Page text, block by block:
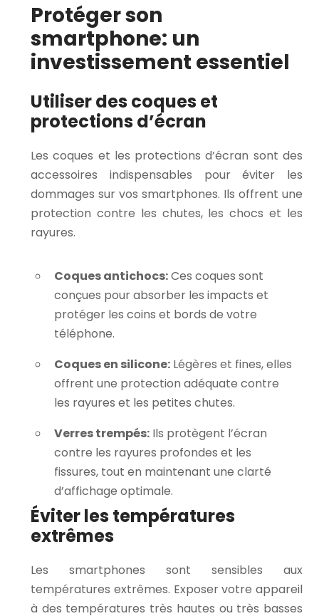
Protéger son
smartphone: un
investissement essentiel
Utiliser des coques et
protections d’écran
Les coques et les protections d’écran sont des
accessoires indispensables pour éviter les
dommages sur vos smartphones. Ils offrent une
protection contre les chutes, les chocs et les
rayures.
Coques antichocs:Ces coques sont
conçues pour absorber les impacts et
protéger les coins et bords de votre
téléphone.
Coques en silicone: Légères et fines, elles
offrent une protection adéquate contre
les rayures et les petites chutes.
Verres trempés: Ils protègent l’écran
contre les rayures profondes et les
fissures, tout en maintenant une clarté
d’affichage optimale.
Éviter les températures
extrêmes
Les smartphones sont sensibles aux
températures extrêmes. Exposer votre appareil
à des températures très hautes ou très basses